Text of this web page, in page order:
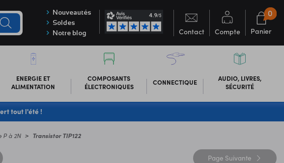
Nouveautés
Soldes
Notre blog
Contact Compte Panier
0
ENERGIE ET
ALIMENTATION
COMPOSANTS
ÉLECTRONIQUES
CONNECTIQUE
AUDIO, LIVRES,
SÉCURITÉ
tout l'été !
P à 2N Transistor TIP122
Page Suivante